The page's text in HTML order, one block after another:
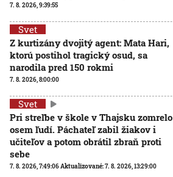
7. 8. 2026, 9:39:55
Svet
Z kurtizány dvojitý agent: Mata Hari,
ktorú postihol tragický osud, sa
narodila pred 150 rokmi
7. 8. 2026, 8:00:00
Svet
Pri streľbe v škole v Thajsku zomrelo
osem ľudí. Páchateľ zabil žiakov i
učiteľov a potom obrátil zbraň proti
sebe
7. 8. 2026, 7:49:06Aktualizované:7. 8. 2026, 13:29:00